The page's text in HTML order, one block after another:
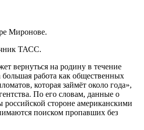
Миронове.
ТАСС.
вернуться на родину в течение
большая работа как общественных
которая займёт около года»,
По его словам, данные о
российской стороне американскими
поиском пропавших без